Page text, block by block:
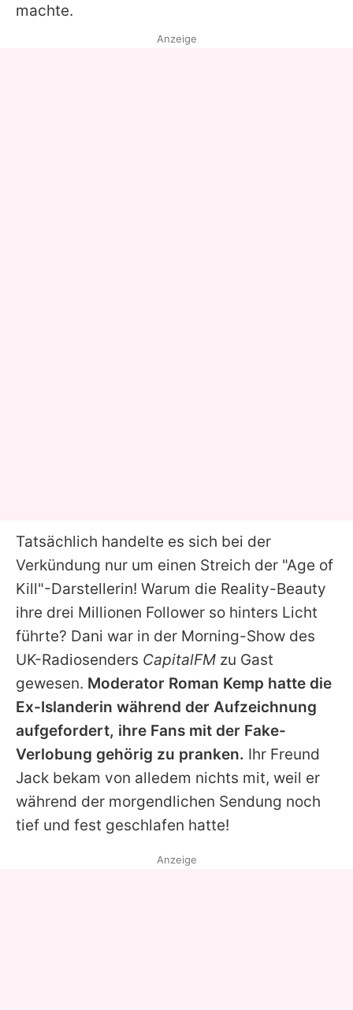
machte.
Tatsächlich handelte es sich bei der
Verkündung nur um einen Streich der "Age of
Kill"-Darstellerin! Warum die Reality-Beauty
ihre drei Millionen Follower so hinters Licht
führte? Dani war in der Morning-Show des
UK-Radiosenders CapitalFM zu Gast
gewesen. Moderator Roman Kemp hatte die
Ex-Islanderin während der Aufzeichnung
aufgefordert, ihre Fans mit der Fake-
Verlobung gehörig zu pranken. Ihr Freund
Jack bekam von alledem nichts mit, weil er
während der morgendlichen Sendung noch
tief und fest geschlafen hatte!
Anzeige
Anzeige